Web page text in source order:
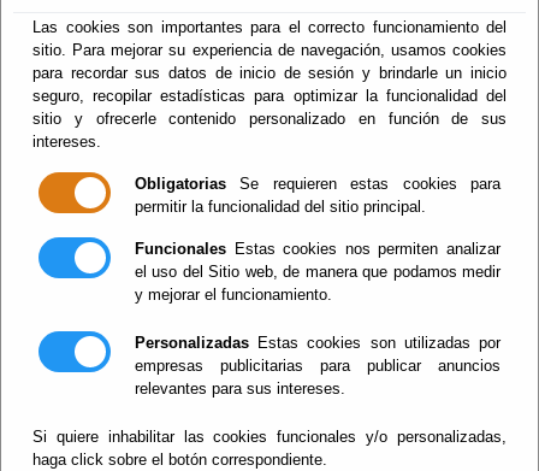
Las cookies son importantes para el correcto funcionamiento del
sitio. Para mejorar su experiencia de navegación, usamos cookies
para recordar sus datos de inicio de sesión y brindarle un inicio
seguro, recopilar estadísticas para optimizar la funcionalidad del
sitio y ofrecerle contenido personalizado en función de sus
intereses.
Obligatorias Se requieren estas cookies para
permitir la funcionalidad del sitio principal.
Funcionales Estas cookies nos permiten analizar
el uso del Sitio web, de manera que podamos medir
y mejorar el funcionamiento.
Personalizadas Estas cookies son utilizadas por
empresas publicitarias para publicar anuncios
relevantes para sus intereses.
Si quiere inhabilitar las cookies funcionales y/o personalizadas,
haga click sobre el botón correspondiente.
MOROSIDAD
INFORMACIÓN
DE TESORERIA -
MOROSIDAD
Ver Informes Trimestrales.